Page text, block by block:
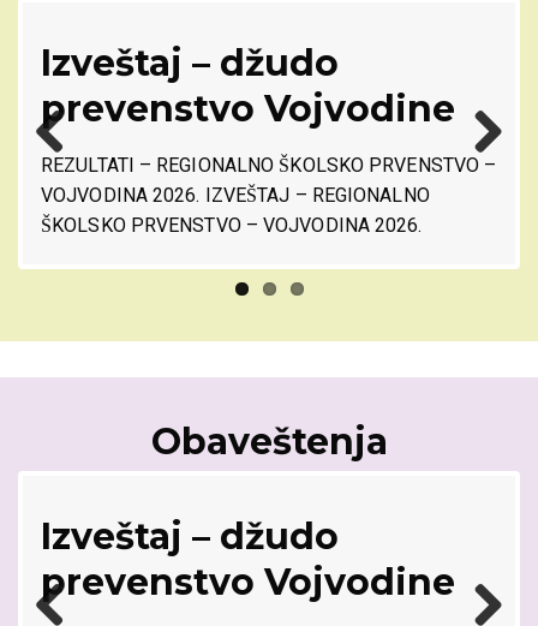
Izveštaj – džudo
prevenstvo Vojvodine
REZULTATI – REGIONALNO ŠKOLSKO PRVENSTVO –
VOJVODINA 2026. IZVEŠTAJ – REGIONALNO
ŠKOLSKO PRVENSTVO – VOJVODINA 2026.
Previ
ous
Next
Obaveštenja
Izveštaj – džudo
prevenstvo Vojvodine